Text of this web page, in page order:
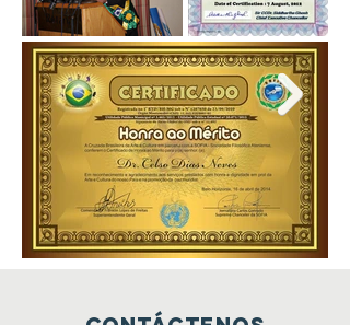
bíblico, sin embargo es imposible no
hacerlo porque la obra de Dios, Esta
Inteligencia Suprema, Causa Primaria
de todas las cosas, es pública y
notoria.
ISAÍAS 43.13
Incluso antes de que existiera el día,
YO SOY; y no hay nadie que pueda
escapar de mi mano; Si actúo, ¿quién
lo detendrá?